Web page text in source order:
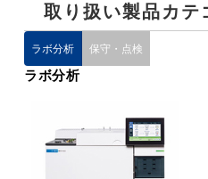
取り扱い製品カテ
ラボ分析 保守・点検
ラボ分析